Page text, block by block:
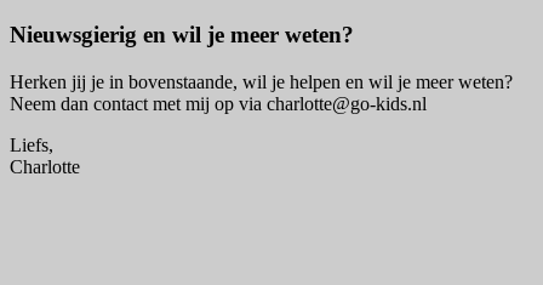
Nieuwsgierig en wil je meer weten?
Herken jij je in bovenstaande, wil je helpen en wil je meer weten?
Neem dan contact met mij op via charlotte@go-kids.nl
Liefs,
Charlotte